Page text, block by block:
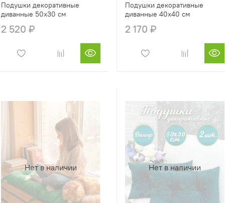
Подушки декоративные
диванные 50х30 см
2 520 ₽
Подушки декоративные
диванные 40х40 см
2 170 ₽
Нет в наличии Нет в наличии